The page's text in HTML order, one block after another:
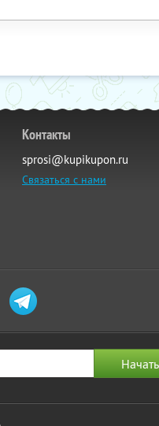
Контакты
sprosi@kupikupon.ru
Связаться с нами